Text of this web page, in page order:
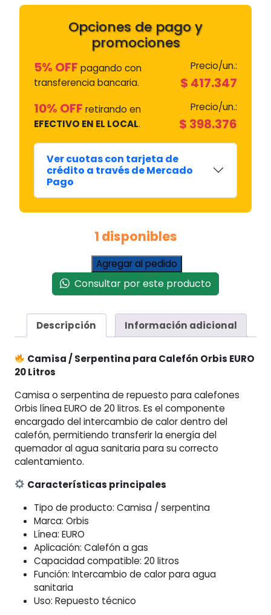
Opciones de pago y
promociones
5% OFF pagando con
transferencia bancaria.
Precio/un.:
$ 417.347
10% OFF retirando en
EFECTIVO EN EL LOCAL.
Precio/un.:
$ 398.376
Ver cuotas con tarjeta de
crédito a través de Mercado
Pago
1 disponibles
Camisa
/
Serpentina
Calefón
Orbis
20
Litros
Agregar al pedido
Consultar por este producto
Descripción Información adicional
Camisa / Serpentina para Calefón Orbis EURO
20 Litros
Camisa o serpentina de repuesto para calefones
Orbis línea EURO de 20 litros. Es el componente
encargado del intercambio de calor dentro del
calefón, permitiendo transferir la energía del
quemador al agua sanitaria para su correcto
calentamiento.
Características principales
Tipo de producto: Camisa / serpentina
Marca: Orbis
Línea: EURO
Aplicación: Calefón a gas
Capacidad compatible: 20 litros
Función: Intercambio de calor para agua
sanitaria
Uso: Repuesto técnico